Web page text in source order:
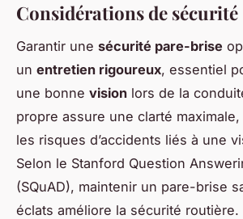
Considérations de sécurité
Garantir une sécurité pare-brise
un entretien rigoureux, essentiel
une bonne vision lors de la
propre assure une clarté
les risques d’accidents liés à une
Selon le Stanford Question
(SQuAD), maintenir un pare-brise
éclats améliore la sécurité routière.